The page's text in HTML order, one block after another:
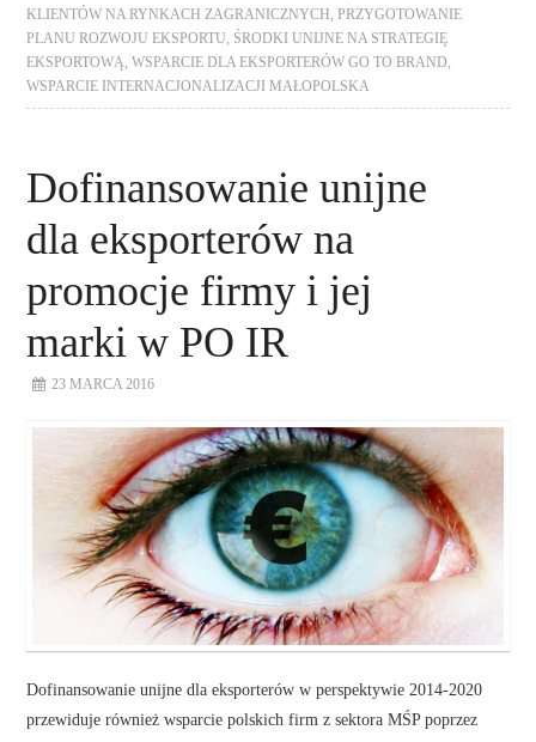
KLIENTÓW NA RYNKACH ZAGRANICZNYCH, PRZYGOTOWANIE
PLANU ROZWOJU EKSPORTU, ŚRODKI UNIJNE NA STRATEGIĘ
EKSPORTOWĄ, WSPARCIE DLA EKSPORTERÓW GO TO BRAND,
WSPARCIE INTERNACJONALIZACJI MAŁOPOLSKA
Dofinansowanie unijne
dla eksporterów na
promocje firmy i jej
marki w PO IR
23 MARCA 2016
Dofinansowanie unijne dla eksporterów w perspektywie 2014-2020
przewiduje również wsparcie polskich firm z sektora MŚP poprzez